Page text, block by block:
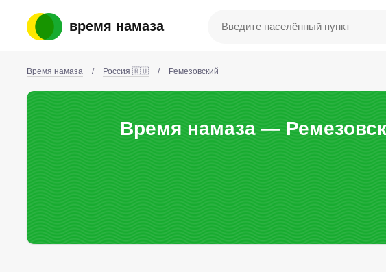
время намаза
Время намаза / Россия 🇷🇺 / Ремезовский
Время намаза —